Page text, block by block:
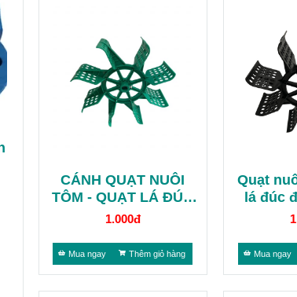
CÁNH QUẠT NUÔI
TÔM - QUẠT LÁ ĐÚC
THÁI TRONG
1.000đ
Mua ngay Thêm giỏ hàng
Quạt
lá đúc
Mua ngay